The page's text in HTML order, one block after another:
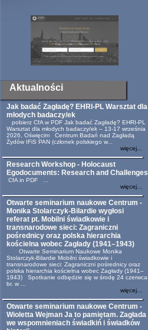
Aktualności
Jak badać Zagładę? EHRI-PL Warsztat dla
młodych badaczy/ek
pobierz CfA w PDF Jak badać Zagładę? EHRI-PL
Warsztat dla młodych badaczy/ek – 13-17 września
2026, Oświęcim Centrum Badań nad Zagładą
Żydów IFiS PAN (członek polskiego w...
więcej...
Research Workshop - Holocaust
Egodocuments: Research and Challenges
CfA in PDF ...
więcej...
Otwarte seminarium naukowe Centrum -
Monika Stolarczyk-Bilardie wygłosi
referat pt. Mobilni świadkowie i
transnarodowe sieci: Zagraniczni
pośrednicy oraz polska hierarchia
kościelna wobec Zagłady (1941–1943)
Otwarte Seminarium Naukowe Monika
Stolarczyk-Bilardie Mobilni świadkowie i
transnarodowe sieci: Zagraniczni pośrednicy oraz
polska hierarchia kościelna wobec Zagłady (1941–
1943) Spotkanie odbędzie się w środę 24 czerwca
br. w ...
więcej...
Otwarte seminarium naukowe Centrum -
Wioletta Wejman Ja to pamiętam. Zagłada
we wspomnieniach świadkiń i świadków